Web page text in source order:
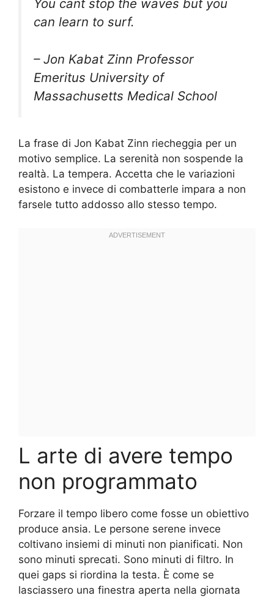
You cant stop the waves but you
can learn to surf.
– Jon Kabat Zinn Professor
Emeritus University of
Massachusetts Medical School
La frase di Jon Kabat Zinn riecheggia per un
motivo semplice. La serenità non sospende la
realtà. La tempera. Accetta che le variazioni
esistono e invece di combatterle impara a non
farsele tutto addosso allo stesso tempo.
L arte di avere tempo
non programmato
Forzare il tempo libero come fosse un obiettivo
produce ansia. Le persone serene invece
coltivano insiemi di minuti non pianificati. Non
sono minuti sprecati. Sono minuti di filtro. In
quei gaps si riordina la testa. È come se
lasciassero una finestra aperta nella giornata